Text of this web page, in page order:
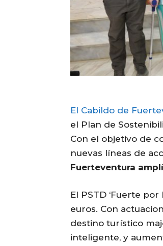
El Cabildo de
el Plan de
Con el objetivo de
nuevas líneas de
Fuerteventura
El PSTD ‘Fuerte
euros. Con
destino turístico
inteligente, y